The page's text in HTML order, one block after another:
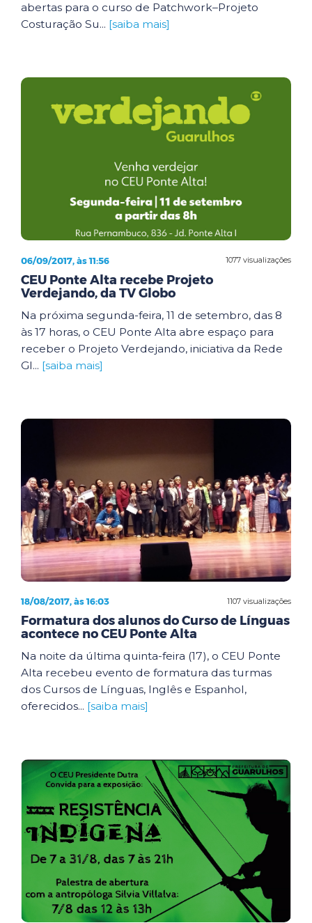
abertas para o curso de Patchwork–Projeto
Costuração Su... [saiba mais]
1077 visualizações
06/09/2017, às 11:56
CEU Ponte Alta recebe Projeto
Verdejando, da TV Globo
Na próxima segunda-feira, 11 de setembro, das 8
às 17 horas, o CEU Ponte Alta abre espaço para
receber o Projeto Verdejando, iniciativa da Rede
Gl... [saiba mais]
1107 visualizações
18/08/2017, às 16:03
Formatura dos alunos do Curso de Línguas
acontece no CEU Ponte Alta
Na noite da última quinta-feira (17), o CEU Ponte
Alta recebeu evento de formatura das turmas
dos Cursos de Línguas, Inglês e Espanhol,
oferecidos... [saiba mais]